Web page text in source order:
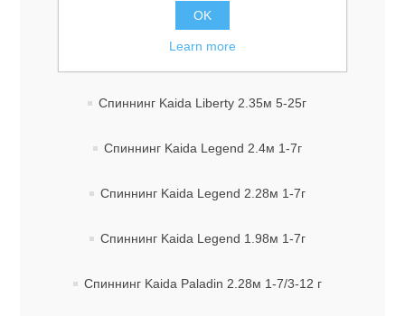
Термос Арктика 0,5 л
Спиннинг Kaida Liberty 2.35м 5-25г
Спиннинг Kaida Legend 2.4м 1-7г
Спиннинг Kaida Legend 2.28м 1-7г
Спиннинг Kaida Legend 1.98м 1-7г
Спиннинг Kaida Paladin 2.28м 1-7/3-12 г
OK
Learn more